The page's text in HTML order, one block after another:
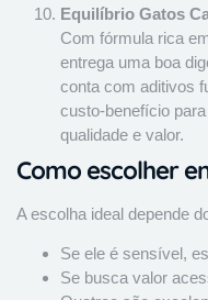
Equilíbrio Gatos
Com fórmula rica
entrega uma boa
conta com aditivos
custo-benefício
qualidade e valor.
Como escolher
A escolha ideal depende
Se ele é sensível,
Se busca valor